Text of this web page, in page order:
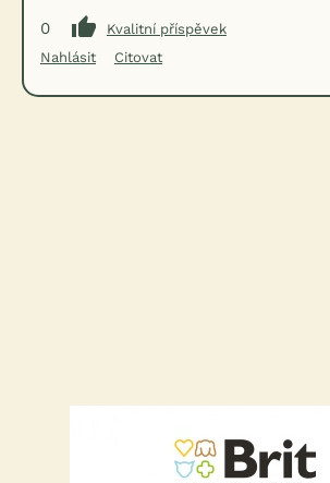
0
Kvalitní příspěvek
Nahlásit
Citovat